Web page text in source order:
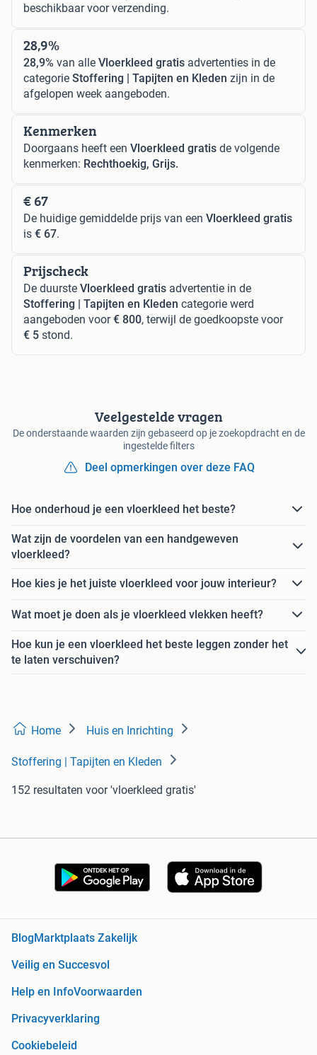
beschikbaar voor verzending.
28,9%
28,9% van alle Vloerkleed gratis advertenties in de
categorie Stoffering | Tapijten en Kleden zijn in de
afgelopen week aangeboden.
Kenmerken
Doorgaans heeft een Vloerkleed gratis de volgende
kenmerken: Rechthoekig, Grijs.
€ 67
De huidige gemiddelde prijs van een Vloerkleed gratis
is € 67.
Prijscheck
De duurste Vloerkleed gratis advertentie in de
Stoffering | Tapijten en Kleden categorie werd
aangeboden voor€ 800, terwijl de goedkoopste voor
€ 5 stond.
Veelgestelde vragen
De onderstaande waarden zijn gebaseerd op je zoekopdracht en de
ingestelde filters
Deel opmerkingen over deze FAQ
Hoe onderhoud je een vloerkleed het beste?
Wat zijn de voordelen van een handgeweven
vloerkleed?
Hoe kies je het juiste vloerkleed voor jouw interieur?
Wat moet je doen als je vloerkleed vlekken heeft?
Hoe kun je een vloerkleed het beste leggen zonder het
te laten verschuiven?
Home Huis en Inrichting
Stoffering | Tapijten en Kleden
152 resultaten voor 'vloerkleed gratis'
BlogMarktplaats Zakelijk
Veilig en Succesvol
Help en InfoVoorwaarden
Privacyverklaring
Cookiebeleid